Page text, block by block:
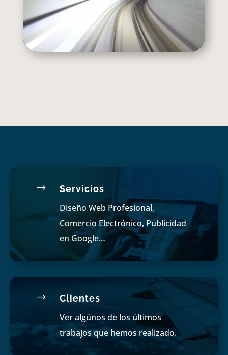
$ Servicios
Diseño Web Profesional,
Comercio Electrónico, Publicidad
en Google…
$ Clientes
Ver algúnos de los últimos
trabajos que hemos realizado.